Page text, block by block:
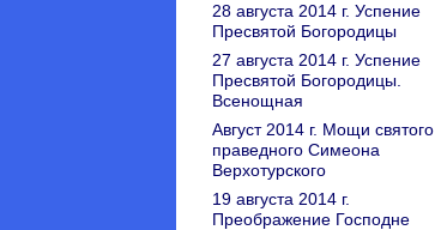
28 августа 2014 г. Успение
Пресвятой Богородицы
27 августа 2014 г. Успение
Пресвятой Богородицы.
Всенощная
Август 2014 г. Мощи святого
праведного Симеона
Верхотурского
19 августа 2014 г.
Преображение Господне